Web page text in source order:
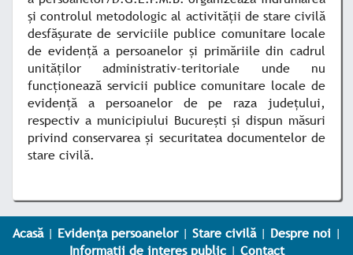
şi controlul metodologic al activităţii de stare civilă
desfăşurate de serviciile publice comunitare locale
de evidenţă a persoanelor şi primăriile din cadrul
unităţilor administrativ-teritoriale unde nu
funcţionează servicii publice comunitare locale de
evidenţă a persoanelor de pe raza judeţului,
respectiv a municipiului Bucureşti şi dispun măsuri
privind conservarea şi securitatea documentelor de
stare civilă.
Acasă| Evidența persoanelor| Stare civilă| Despre noi|
Informații de interes public| Contact